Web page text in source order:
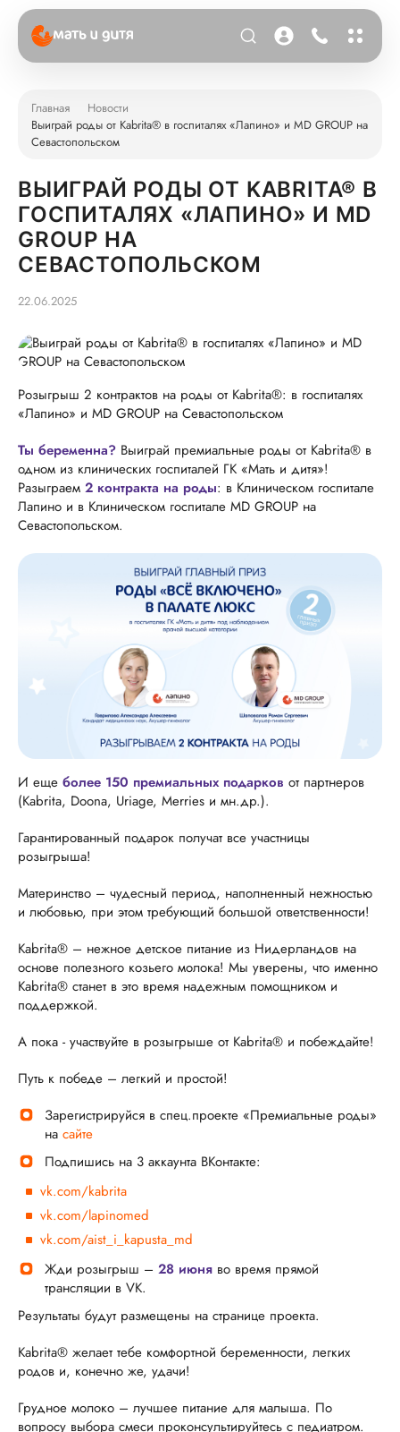
Главная
Новости
Выиграй роды от Kabrita® в госпиталях «Лапино» и MD GROUP на
Севастопольском
ВЫИГРАЙ РОДЫ ОТ KABRITA® В
ГОСПИТАЛЯХ «ЛАПИНО» И MD
GROUP НА
СЕВАСТОПОЛЬСКОМ
22.06.2025
Розыгрыш 2 контрактов на роды от Kabrita®: в госпиталях
«Лапино» и MD GROUP на Севастопольском
Ты беременна? Выиграй премиальные роды от Kabrita® в
одном из клинических госпиталей ГК «Мать и дитя»!
Разыграем 2 контракта на роды: в Клиническом госпитале
Лапино и в Клиническом госпитале MD GROUP на
Севастопольском.
И еще более 150 премиальных подарков от партнеров
(Kabrita, Doona, Uriage, Merries и мн.др.).
Гарантированный подарок получат все участницы
розыгрыша!
Материнство – чудесный период, наполненный нежностью
и любовью, при этом требующий большой ответственности!
Kabrita® – нежное детское питание из Нидерландов на
основе полезного козьего молока! Мы уверены, что именно
Kabrita® станет в это время надежным помощником и
поддержкой.
А пока - участвуйте в розыгрыше от Kabrita® и побеждайте!
Путь к победе – легкий и простой!
Зарегистрируйся в спец.проекте «Премиальные роды»
на сайте
Подпишись на 3 аккаунта ВКонтакте:
vk.com/kabrita
vk.com/lapinomed
vk.com/aist_i_kapusta_md
Жди розыгрыш – 28 июня во время прямой
трансляции в VK.
Результаты будут размещены на странице проекта.
Kabrita® желает тебе комфортной беременности, легких
родов и, конечно же, удачи!
Грудное молоко – лучшее питание для малыша. По
вопросу выбора смеси проконсультируйтесь с педиатром.